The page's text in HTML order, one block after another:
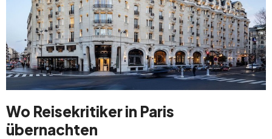
Wo Reisekritiker in Paris
übernachten